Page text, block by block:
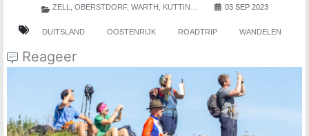
03 SEP 2023
DUITSLAND OOSTENRIJK ROADTRIP WANDELEN
Reageer